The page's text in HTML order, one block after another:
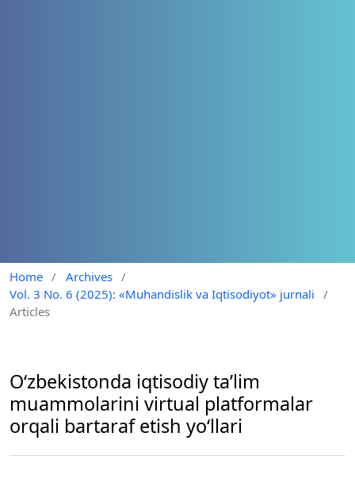
Home / Archives /
Vol. 3 No. 6 (2025): «Muhandislik va Iqtisodiyot» jurnali
/
Articles
O‘zbekistonda iqtisodiy ta’lim
muammolarini virtual platformalar
orqali bartaraf etish yo‘llari